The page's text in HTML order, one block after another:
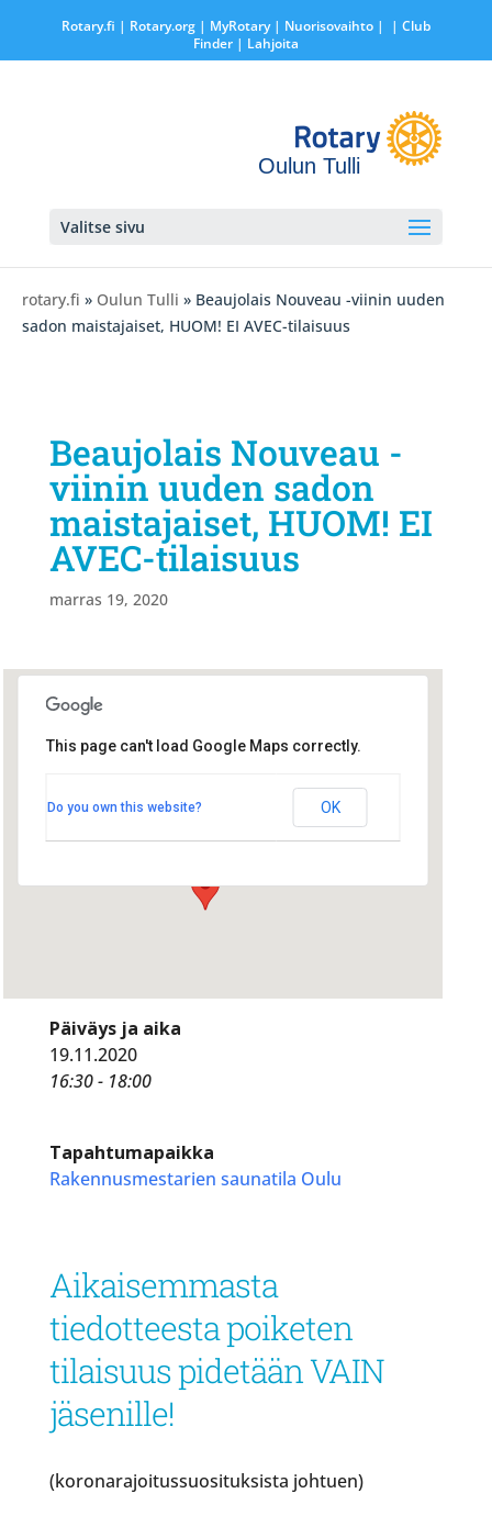
Rotary.fi | Rotary.org| MyRotary | Nuorisovaihto|
| Club
Finder| Lahjoita
Oulun Tulli
Valitse sivu
rotary.fi » Oulun Tulli » Beaujolais Nouveau -viinin uuden
sadon maistajaiset, HUOM! EI AVEC-tilaisuus
Beaujolais Nouveau -
viinin uuden sadon
maistajaiset, HUOM! EI
AVEC-tilaisuus
marras 19, 2020
Rakennusmestarien saunatila
ISOKATU 13 - Oulu
This page can't load Google Maps correctly.
Do you own this website? OK
Päiväys ja aika
19.11.2020
16:30 - 18:00
Tapahtumapaikka
Rakennusmestarien saunatila Oulu
Aikaisemmasta
tiedotteesta poiketen
tilaisuus pidetään VAIN
jäsenille!
(koronarajoitussuosituksista johtuen)